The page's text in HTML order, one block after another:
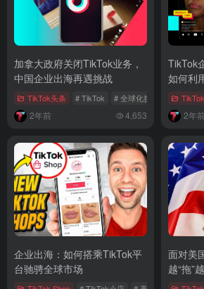
加拿大政府关闭TikTok业务，
中国企业出海再遇挑战
TikTok头条 # TikTok # 全球化挑战 # 加拿大
2年前 4,653
TikTok
如何利
2年前
企业出海：如何搭乘TikTok平
台驰骋全球市场
面对美
越“拖”
局？​